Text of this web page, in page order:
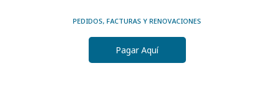
PEDIDOS, FACTURAS Y RENOVACIONES
Pagar Aquí